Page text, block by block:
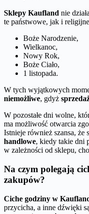
Sklepy Kaufland nie
te państwowe, jak i
Boże Narodzenie,
Wielkanoc,
Nowy Rok,
Boże Ciało,
1 listopada.
W tych wyjątkowych
niemożliwe, gdyż
W pozostałe dni wolne,
ma możliwość otwarcia
Istnieje również szansa, że
handlowe, kiedy takie dni
w zależności od sklepu,
Na czym polegają
zakupów?
Ciche godziny w
przycicha, a inne dźwięki